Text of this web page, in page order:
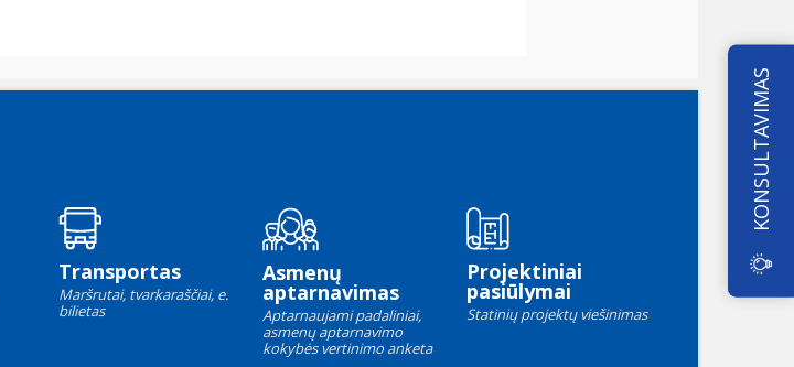
Transportas
Maršrutai, tvarkaraščiai, e.
bilietas
Asmenų
aptarnavimas
Aptarnaujami padaliniai,
asmenų aptarnavimo
kokybės vertinimo anketa
Projektiniai
pasiūlymai
Statinių projektų viešinimas
KONSULTAVIMAS